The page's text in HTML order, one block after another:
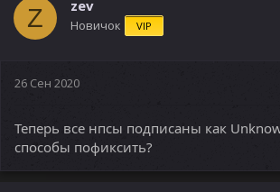
Z zev
Новичок VIP
26 Сен 2020
Теперь все нпсы подписаны как
способы пофиксить?